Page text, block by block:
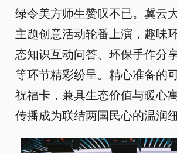
绿令美方师生赞叹不已。冀云
主题创意活动轮番上演，趣味
态知识互动问答、环保手作分
等环节精彩纷呈。精心准备的
祝福卡，兼具生态价值与暖心
传播成为联结两国民心的温润纽